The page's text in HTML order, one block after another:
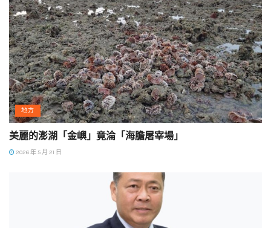
地方
美麗的澎湖「金嶼」竟淪「海膽屠宰場」
2026 年 5 月 21 日